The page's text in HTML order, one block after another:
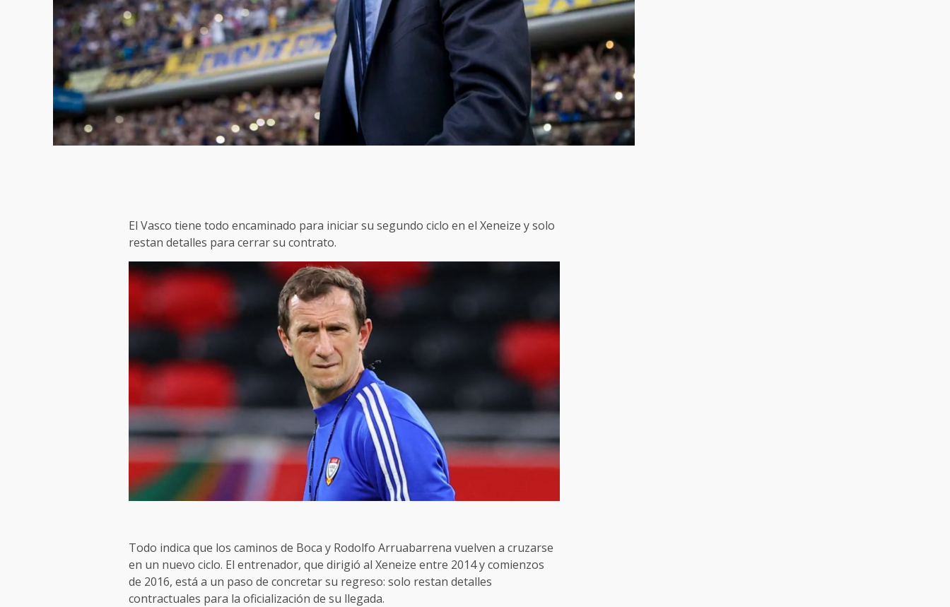
El Vasco tiene todo encaminado para iniciar su segundo ciclo en el Xeneize y solo
restan detalles para cerrar su contrato.
Todo indica que los caminos de Boca y Rodolfo Arruabarrena vuelven a cruzarse
en un nuevo ciclo. El entrenador, que dirigió al Xeneize entre 2014 y comienzos
de 2016, está a un paso de concretar su regreso: solo restan detalles
contractuales para la oficialización de su llegada.